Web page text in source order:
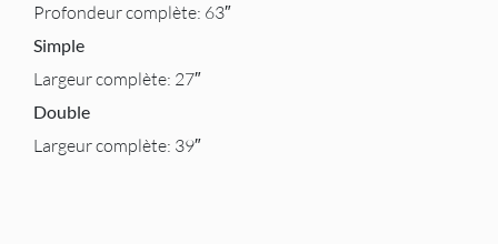
Profondeur complète: 63″
Simple
Largeur complète: 27″
Double
Largeur complète: 39″